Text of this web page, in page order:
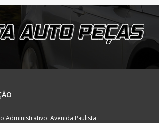
Administrativo: Avenida Paulista